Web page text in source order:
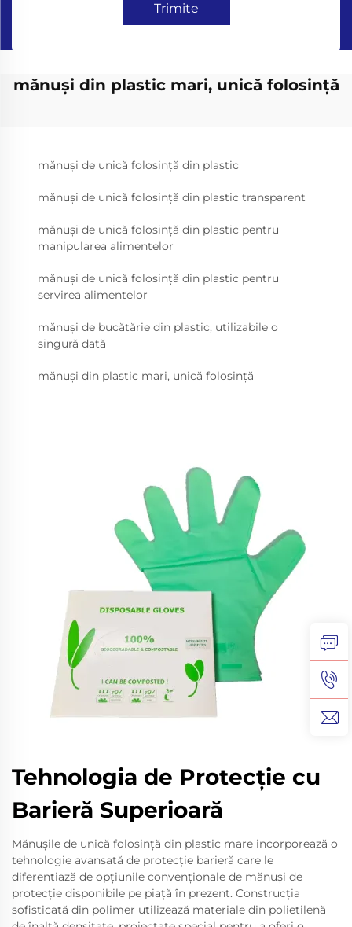
Trimite
mănuși din plastic mari, unică folosință
mănuși de unică folosință din plastic
mănuși de unică folosință din plastic transparent
mănuși de unică folosință din plastic pentru
manipularea alimentelor
mănuși de unică folosință din plastic pentru
servirea alimentelor
mănuși de bucătărie din plastic, utilizabile o
singură dată
mănuși din plastic mari, unică folosință
Tehnologia de Protecție cu
Barieră Superioară
Mănușile de unică folosință din plastic mare incorporează o
tehnologie avansată de protecție barieră care le
diferențiază de opțiunile convenționale de mănuși de
protecție disponibile pe piață în prezent. Construcția
sofisticată din polimer utilizează materiale din polietilenă